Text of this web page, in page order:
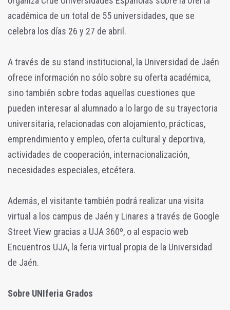
académica de un total de 55 universidades, que se
celebra los días 26 y 27 de abril.
A través de su stand institucional, la Universidad de Jaén
ofrece información no sólo sobre su oferta académica,
sino también sobre todas aquellas cuestiones que
pueden interesar al alumnado a lo largo de su trayectoria
universitaria, relacionadas con alojamiento, prácticas,
emprendimiento y empleo, oferta cultural y deportiva,
actividades de cooperación, internacionalización,
necesidades especiales, etcétera.
Además, el visitante también podrá realizar una visita
virtual a los campus de Jaén y Linares a través de Google
Street View gracias a UJA 360º, o al espacio web
Encuentros UJA, la feria virtual propia de la Universidad
de Jaén.
Sobre UNIferia Grados